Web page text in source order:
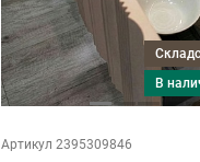
в
Артикул 2395309846